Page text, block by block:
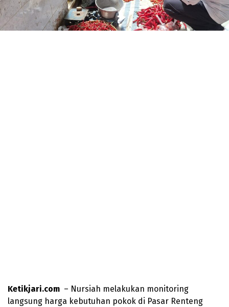
Ketikjari.com – Nursiah melakukan monitoring
langsung harga kebutuhan pokok di Pasar Renteng